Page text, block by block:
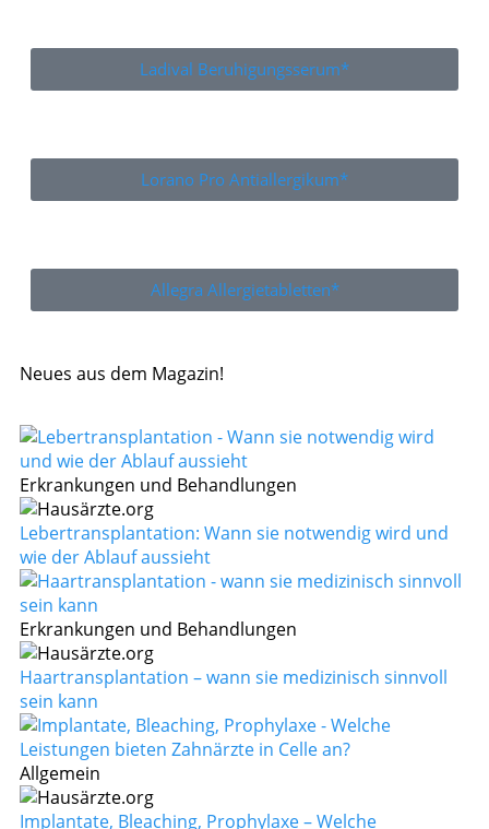
Ladival Beruhigungsserum*
Lorano Pro Antiallergikum*
Allegra Allergietabletten*
Neues aus dem Magazin!
Erkrankungen und Behandlungen
Lebertransplantation: Wann sie notwendig wird und
wie der Ablauf aussieht
Erkrankungen und Behandlungen
Haartransplantation – wann sie medizinisch sinnvoll
sein kann
Allgemein
Implantate, Bleaching, Prophylaxe – Welche